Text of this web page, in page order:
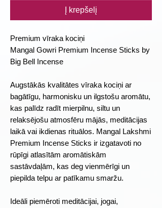
Į krepšelį
Premium vīraka kociņi
Mangal Gowri Premium Incense Sticks by
Big Bell Incense
Augstākās kvalitātes vīraka kociņi ar
bagātīgu, harmonisku un ilgstošu aromātu,
kas palīdz radīt mierpilnu, siltu un
relaksējošu atmosfēru mājās, meditācijas
laikā vai ikdienas rituālos. Mangal Lakshmi
Premium Incense Sticks ir izgatavoti no
rūpīgi atlasītām aromātiskām
sastāvdaļām, kas deg vienmērīgi un
piepilda telpu ar patīkamu smaržu.
Ideāli piemēroti meditācijai, jogai,